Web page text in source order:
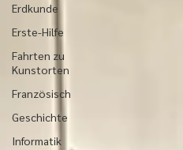
Erdkunde
Erste-Hilfe
Fahrten zu
Kunstorten
Französisch
Geschichte
Informatik